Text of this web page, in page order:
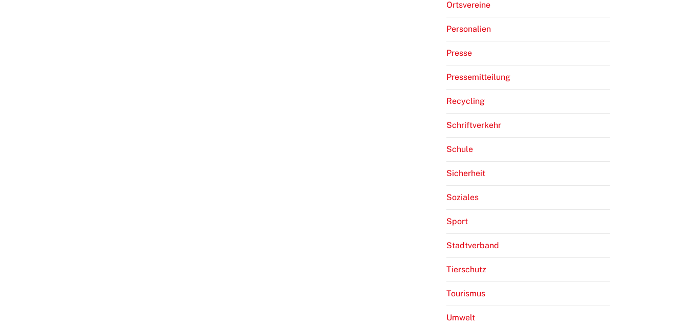
Ortsvereine
Personalien
Presse
Pressemitteilung
Recycling
Schriftverkehr
Schule
Sicherheit
Soziales
Sport
Stadtverband
Tierschutz
Tourismus
Umwelt